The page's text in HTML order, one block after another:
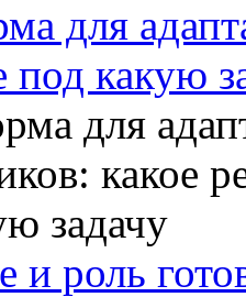
для
под какую
и роль